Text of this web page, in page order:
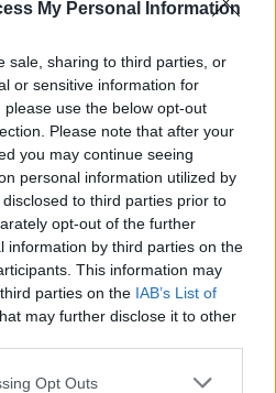
My Personal Information
sale, sharing to third parties, or
or sensitive information for
use the below opt-out
Please note that after your
you may continue seeing
personal information utilized by
to third parties prior to
opt-out of the further
information by third parties on the
This information may
parties on the IAB’s List of
may further disclose it to other
Opt Outs
τον εγκέφαλό σας το να
καρτέλες